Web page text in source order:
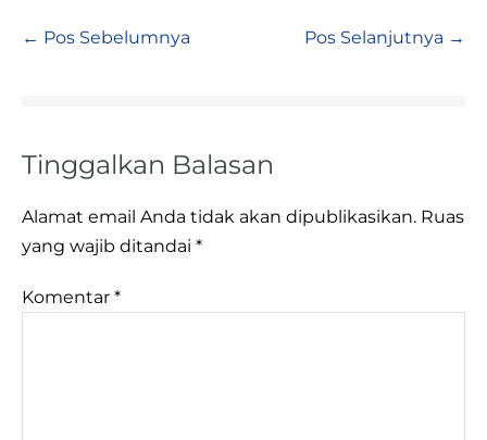
← Pos Sebelumnya Pos Selanjutnya →
Tinggalkan Balasan
Alamat email Anda tidak akan dipublikasikan. Ruas
yang wajib ditandai *
Komentar *